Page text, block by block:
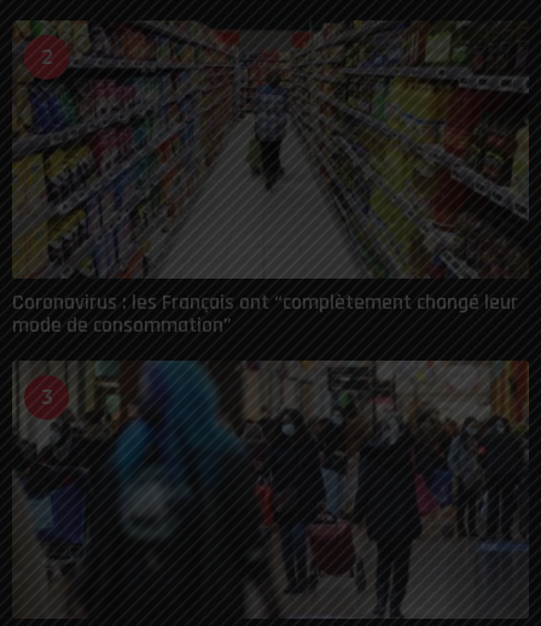
2
Coronavirus : les Français ont “complètement changé leur
mode de consommation”
3